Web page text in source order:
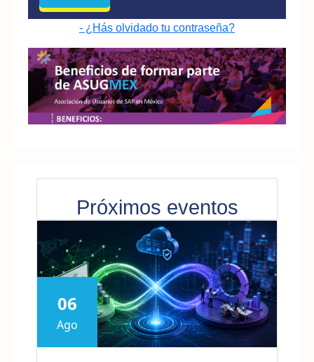
- ¿Hás olvidado tu contraseña?
Próximos eventos
06
Ago